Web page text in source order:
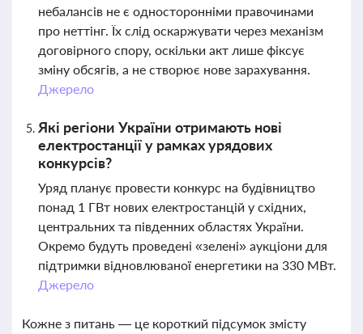
небалансів не є односторонніми правочинами
про неттінг. Їх слід оскаржувати через механізм
договірного спору, оскільки акт лише фіксує
зміну обсягів, а не створює нове зарахування.
Джерело
Які регіони України отримають нові
електростанції у рамках урядових
конкурсів?
Уряд планує провести конкурс на будівництво
понад 1 ГВт нових електростанцій у східних,
центральних та південних областях України.
Окремо будуть проведені «зелені» аукціони для
підтримки відновлюваної енергетики на 330 МВт.
Джерело
Кожне з питань — це короткий підсумок змісту